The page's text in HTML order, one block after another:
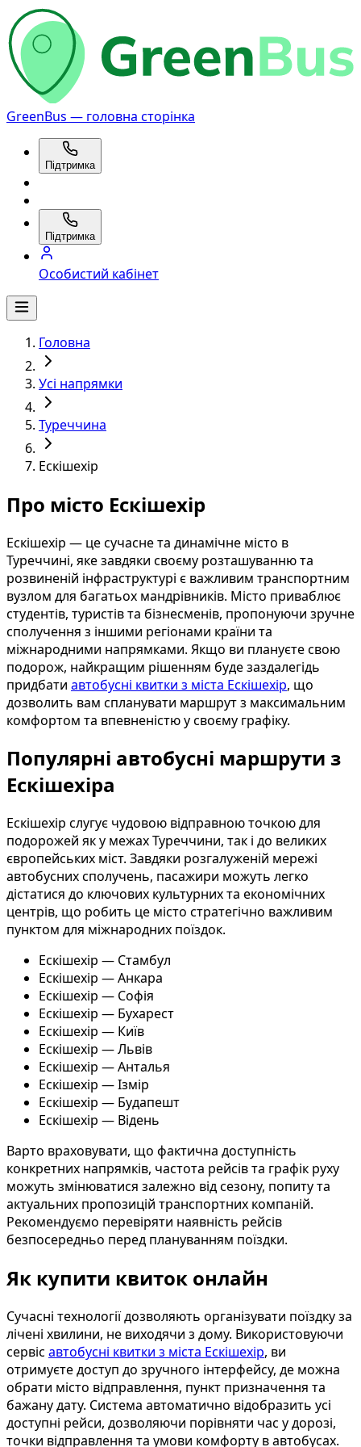
GreenBus — головна сторінка
Підтримка
Підтримка
Особистий кабінет
Головна
Усі напрямки
Туреччина
Ескішехір
Про місто Ескішехір
Ескішехір — це сучасне та динамічне місто в
Туреччині, яке завдяки своєму розташуванню та
розвиненій інфраструктурі є важливим транспортним
вузлом для багатьох мандрівників. Місто приваблює
студентів, туристів та бізнесменів, пропонуючи зручне
сполучення з іншими регіонами країни та
міжнародними напрямками. Якщо ви плануєте свою
подорож, найкращим рішенням буде заздалегідь
придбати автобусні квитки з міста Ескішехір, що
дозволить вам спланувати маршрут з максимальним
комфортом та впевненістю у своєму графіку.
Популярні автобусні маршрути з
Ескішехіра
Ескішехір слугує чудовою відправною точкою для
подорожей як у межах Туреччини, так і до великих
європейських міст. Завдяки розгалуженій мережі
автобусних сполучень, пасажири можуть легко
дістатися до ключових культурних та економічних
центрів, що робить це місто стратегічно важливим
пунктом для міжнародних поїздок.
Ескішехір — Стамбул
Ескішехір — Анкара
Ескішехір — Софія
Ескішехір — Бухарест
Ескішехір — Київ
Ескішехір — Львів
Ескішехір — Анталья
Ескішехір — Ізмір
Ескішехір — Будапешт
Ескішехір — Відень
Варто враховувати, що фактична доступність
конкретних напрямків, частота рейсів та графік руху
можуть змінюватися залежно від сезону, попиту та
актуальних пропозицій транспортних компаній.
Рекомендуємо перевіряти наявність рейсів
безпосередньо перед плануванням поїздки.
Як купити квиток онлайн
Сучасні технології дозволяють організувати поїздку за
лічені хвилини, не виходячи з дому. Використовуючи
сервіс автобусні квитки з міста Ескішехір, ви
отримуєте доступ до зручного інтерфейсу, де можна
обрати місто відправлення, пункт призначення та
бажану дату. Система автоматично відобразить усі
доступні рейси, дозволяючи порівняти час у дорозі,
точки відправлення та умови комфорту в автобусах.